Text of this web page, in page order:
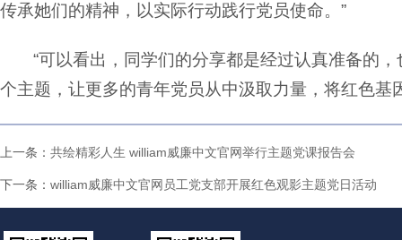
传承她们的精神，以实际行动践行党员使命。”
“可以看出，同学们的分享都是经过认真准备的
个主题，让更多的青年党员从中汲取力量，将红色
上一条： 共绘精彩人生 william威廉中文官网举行主题党课报告会
下一条： william威廉中文官网员工党支部开展红色观影主题党日活动